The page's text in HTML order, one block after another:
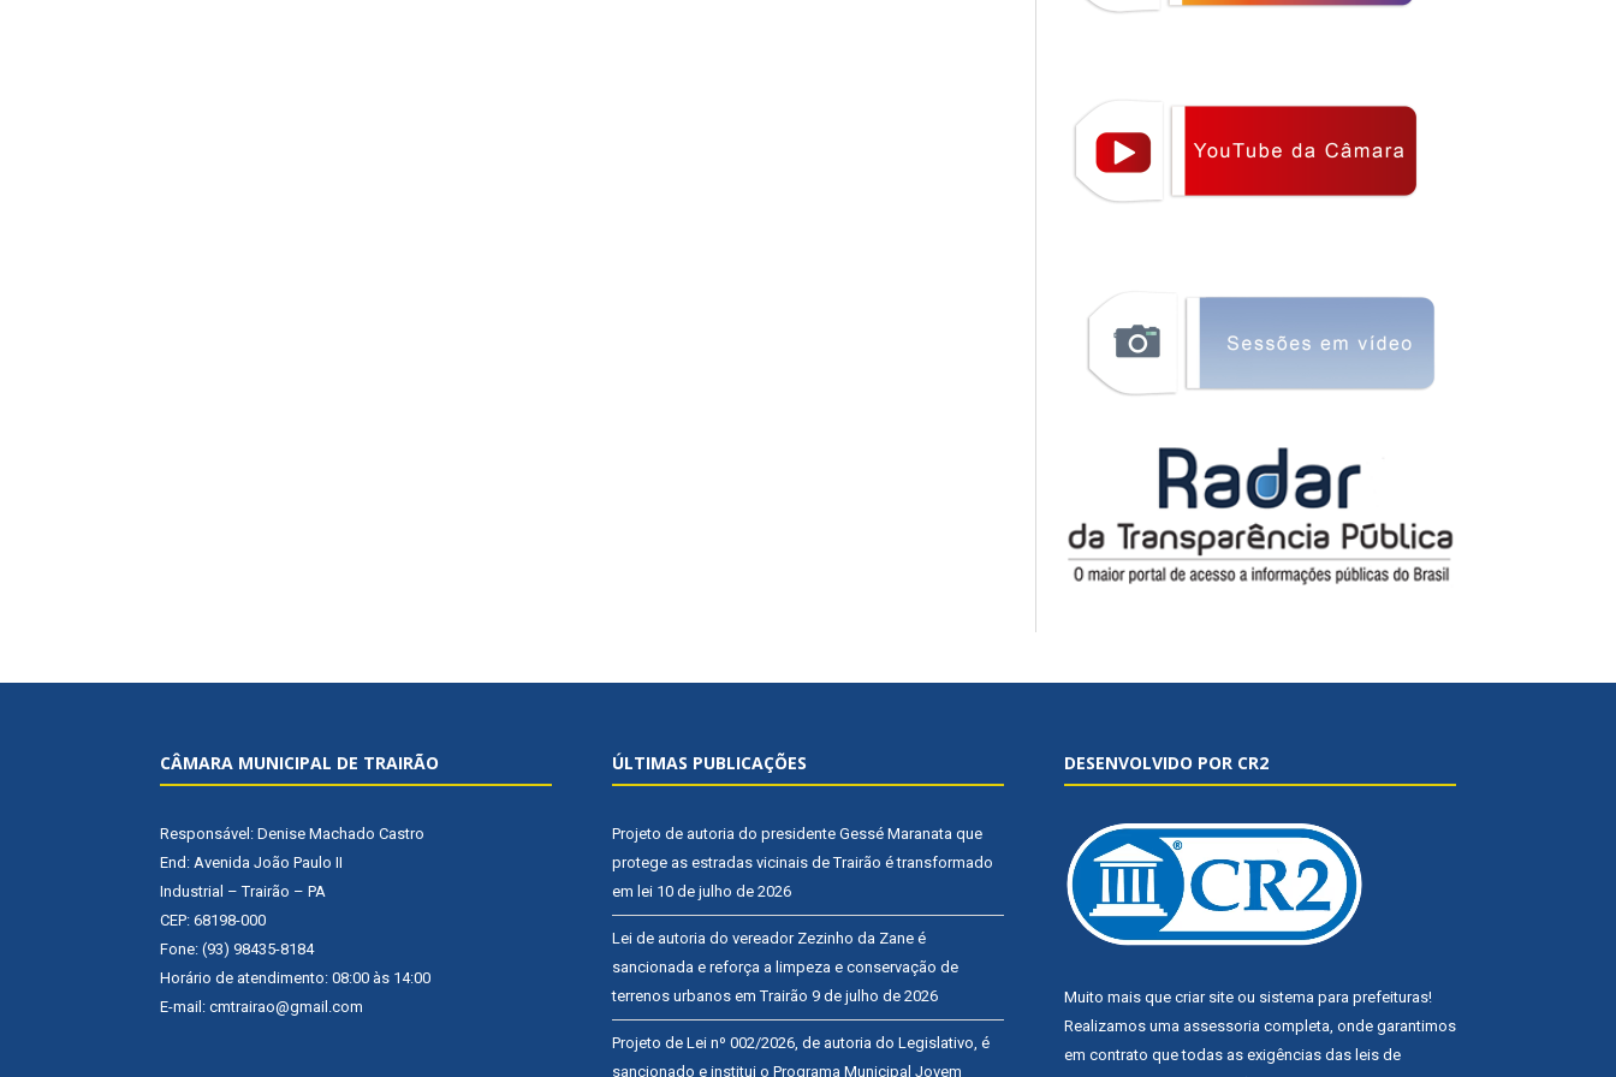
CÂMARA MUNICIPAL DE TRAIRÃO
Responsável: Denise Machado Castro
End: Avenida João Paulo II
Industrial – Trairão – PA
CEP: 68198-000
Fone: (93) 98435-8184
Horário de atendimento: 08:00 às 14:00
E-mail: cmtrairao@gmail.com
ÚLTIMAS PUBLICAÇÕES
Projeto de autoria do presidente Gessé Maranata que
protege as estradas vicinais de Trairão é transformado
em lei 10 de julho de 2026
Lei de autoria do vereador Zezinho da Zane é
sancionada e reforça a limpeza e conservação de
terrenos urbanos em Trairão 9 de julho de 2026
Projeto de Lei nº 002/2026, de autoria do Legislativo, é
sancionado e institui o Programa Municipal Jovem
DESENVOLVIDO POR CR2
Muito mais que criar site ou sistema para prefeituras!
Realizamos uma assessoria completa, onde garantimos
em contrato que todas as exigências das leis de